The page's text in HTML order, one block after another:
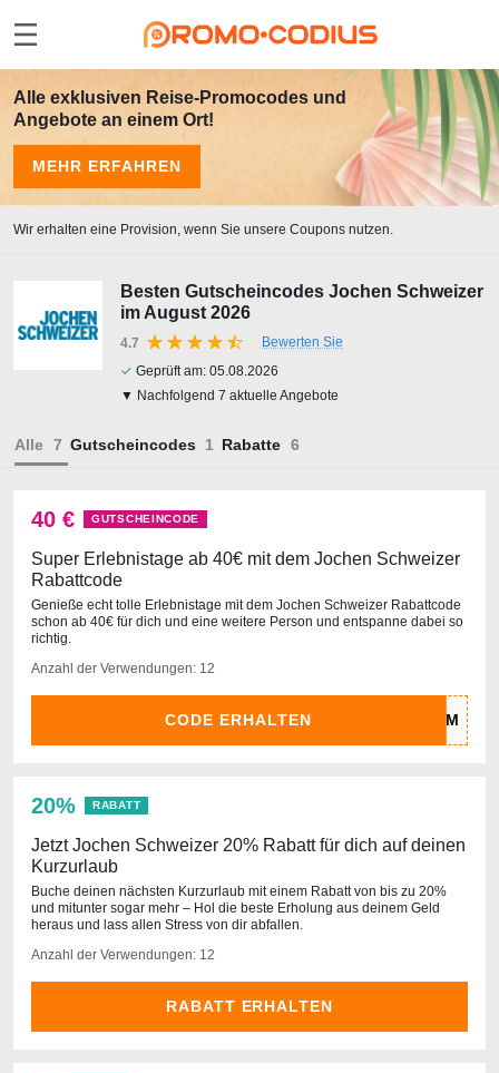
Alle exklusiven Reise-Promocodes und
Angebote an einem Ort!
MEHR ERFAHREN
Wir erhalten eine Provision, wenn Sie unsere Coupons nutzen.
Besten Gutscheincodes Jochen Schweizer
im August 2026
4.7
Bewerten Sie
✓ Geprüft am: 05.08.2026
▼ Nachfolgend 7 aktuelle Angebote
Alle Gutscheincodes Rabatte
40 € GUTSCHEINCODE
Super Erlebnistage ab 40€ mit dem Jochen Schweizer
Rabattcode
Genieße echt tolle Erlebnistage mit dem Jochen Schweizer Rabattcode
schon ab 40€ für dich und eine weitere Person und entspanne dabei so
richtig.
Anzahl der Verwendungen: 12
CODE ERHALTEN
20% RABATT
Jetzt Jochen Schweizer 20% Rabatt für dich auf deinen
Kurzurlaub
Buche deinen nächsten Kurzurlaub mit einem Rabatt von bis zu 20%
und mitunter sogar mehr – Hol die beste Erholung aus deinem Geld
heraus und lass allen Stress von dir abfallen.
Anzahl der Verwendungen: 12
RABATT ERHALTEN